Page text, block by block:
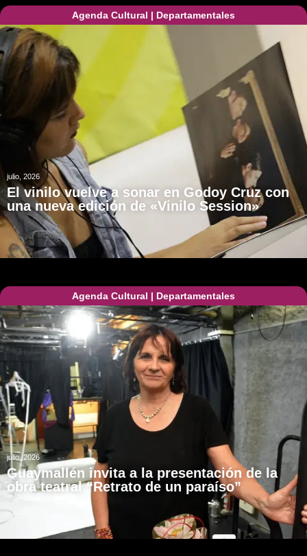
Agenda Cultural | Departamentales
julio, 2026
El vinilo vuelve a sonar en Godoy Cruz con
una nueva edición de «Vinilo Session»
Agenda Cultural | Departamentales
julio, 2026
Guaymallén invita a la presentación de la
obra teatral “Retrato de un paraíso”